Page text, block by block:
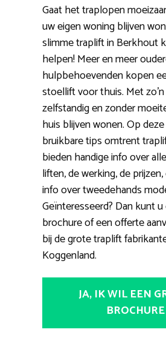
Gaat het traplopen
uw eigen woning blijven
slimme traplift in Berkhout
helpen! Meer en meer
hulpbehoevenden kopen
stoellift voor thuis. Met
zelfstandig en zonder
huis blijven wonen. Op
bruikbare tips omtrent
bieden handige info over
liften, de werking, de
info over tweedehands
Geïnteresseerd? Dan kunt
brochure of een offerte
bij de grote traplift
Koggenland.
JA, IK WIL EEN
BROCHURE